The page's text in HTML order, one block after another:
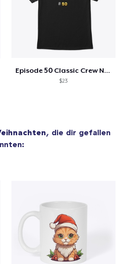
Episode 50 Classic Crew Neck T-Shirt
$23
, die dir gefallen